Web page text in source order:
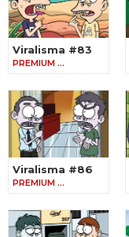
Viralisma #83
PREMIUM …
Viralisma #86
PREMIUM …